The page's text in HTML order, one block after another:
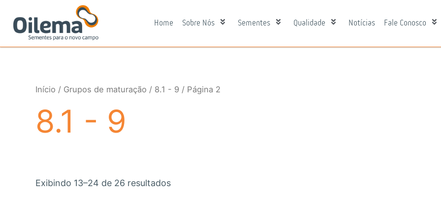
para
conteúdo
Home Sobre Nós Sementes Qualidade Notícias Fale Conosco
Início / Grupos de maturação / 8.1 - 9 / Página 2
8.1 - 9
Exibindo 13–24 de 26 resultados